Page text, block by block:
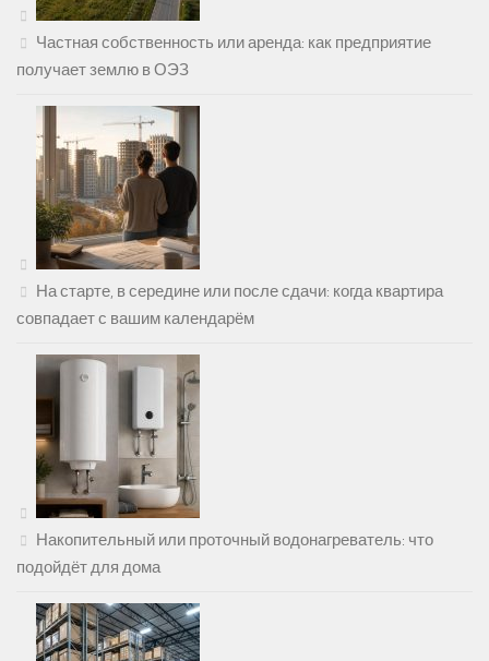
Частная собственность или аренда: как предприятие
получает землю в ОЭЗ
На старте, в середине или после сдачи: когда квартира
совпадает с вашим календарём
Накопительный или проточный водонагреватель: что
подойдёт для дома